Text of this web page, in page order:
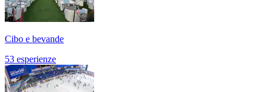
Cibo e bevande
53 esperienze